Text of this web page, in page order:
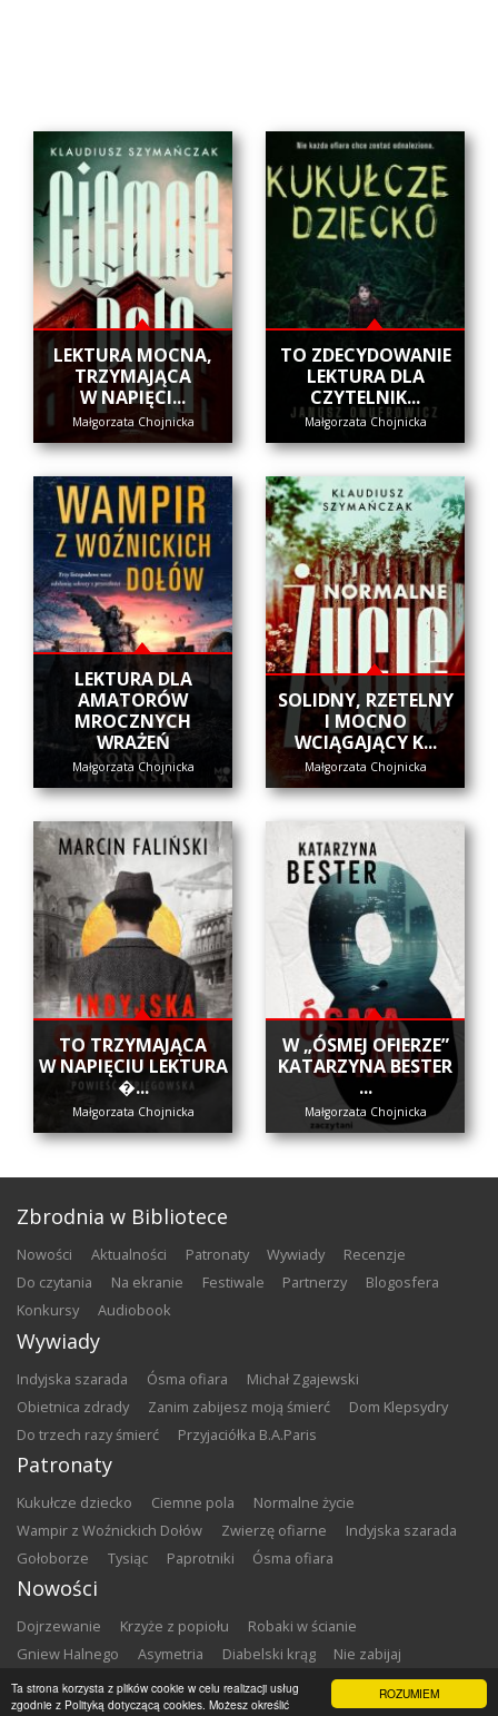
ROZUMIEM
Ta strona korzysta z plików cookie w celu realizacji usług
zgodnie z Polityką dotyczącą cookies. Możesz określić
​LEKTURA MOCNA,
TRZYMAJĄCA
W NAPIĘCI...
Małgorzata Chojnicka
​TO ZDECYDOWANIE
LEKTURA DLA
CZYTELNIK...
Małgorzata Chojnicka
LEKTURA DLA
AMATORÓW
MROCZNYCH
WRAŻEŃ
Małgorzata Chojnicka
SOLIDNY, RZETELNY
I MOCNO
WCIĄGAJĄCY K...
Małgorzata Chojnicka
​TO TRZYMAJĄCA
W NAPIĘCIU LEKTURA
�...
Małgorzata Chojnicka
W „ÓSMEJ OFIERZE”
KATARZYNA BESTER
...
Małgorzata Chojnicka
Zbrodnia w Bibliotece
nowości aktualności patronaty wywiady
recenzje
do czytania
na ekranie festiwale partnerzy
blogosfera
konkursy
audiobook
Wywiady
Indyjska szarada Ósma ofiara
Michał Zgajewski
Obietnica zdrady
Zanim zabijesz moją śmierć
Dom Klepsydry
Do trzech razy śmierć
Przyjaciółka B.A.Paris
Patronaty
Kukułcze dziecko Ciemne pola
Normalne życie
Wampir z Woźnickich Dołów
Zwierzę ofiarne
Indyjska szarada
Gołoborze
Tysiąc Paprotniki Ósma ofiara
Nowości
Dojrzewanie Krzyże z popiołu
Robaki w ścianie
Gniew Halnego
Asymetria Diabelski krąg
Nie zabijaj
Dowody zbrodni
Zemsta Matki chrzestne